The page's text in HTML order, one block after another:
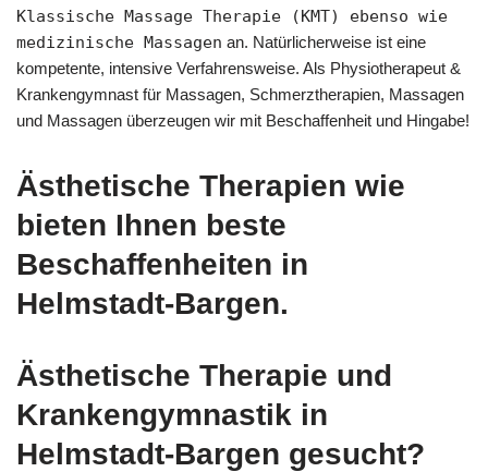
Klassische Massage Therapie (KMT) ebenso wie
medizinische Massagen an. Natürlicherweise ist eine
kompetente, intensive Verfahrensweise. Als Physiotherapeut &
Krankengymnast für Massagen, Schmerztherapien, Massagen
und Massagen überzeugen wir mit Beschaffenheit und Hingabe!
Ästhetische Therapien wie
bieten Ihnen beste
Beschaffenheiten in
Helmstadt-Bargen.
Ästhetische Therapie und
Krankengymnastik in
Helmstadt-Bargen gesucht?